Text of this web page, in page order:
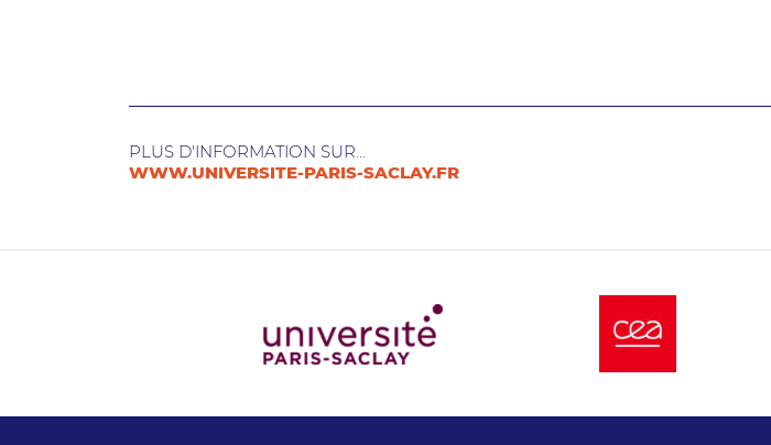
PLUS D'INFORMATION SUR...
WWW.UNIVERSITE-PARIS-SACLAY.FR